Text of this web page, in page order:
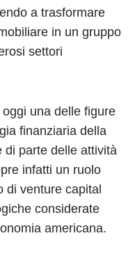
a trasformare
in un gruppo
settori
una delle figure
finanziaria della
di parte delle attività
infatti un ruolo
di venture capital
considerate
americana.